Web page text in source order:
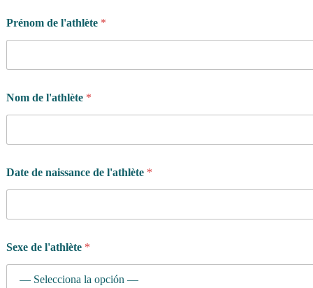
Prénom de l'athlète *
Nom de l'athlète *
u
e
l
*
u
Date de naissance de l'athlète *
Sexe de l'athlète *